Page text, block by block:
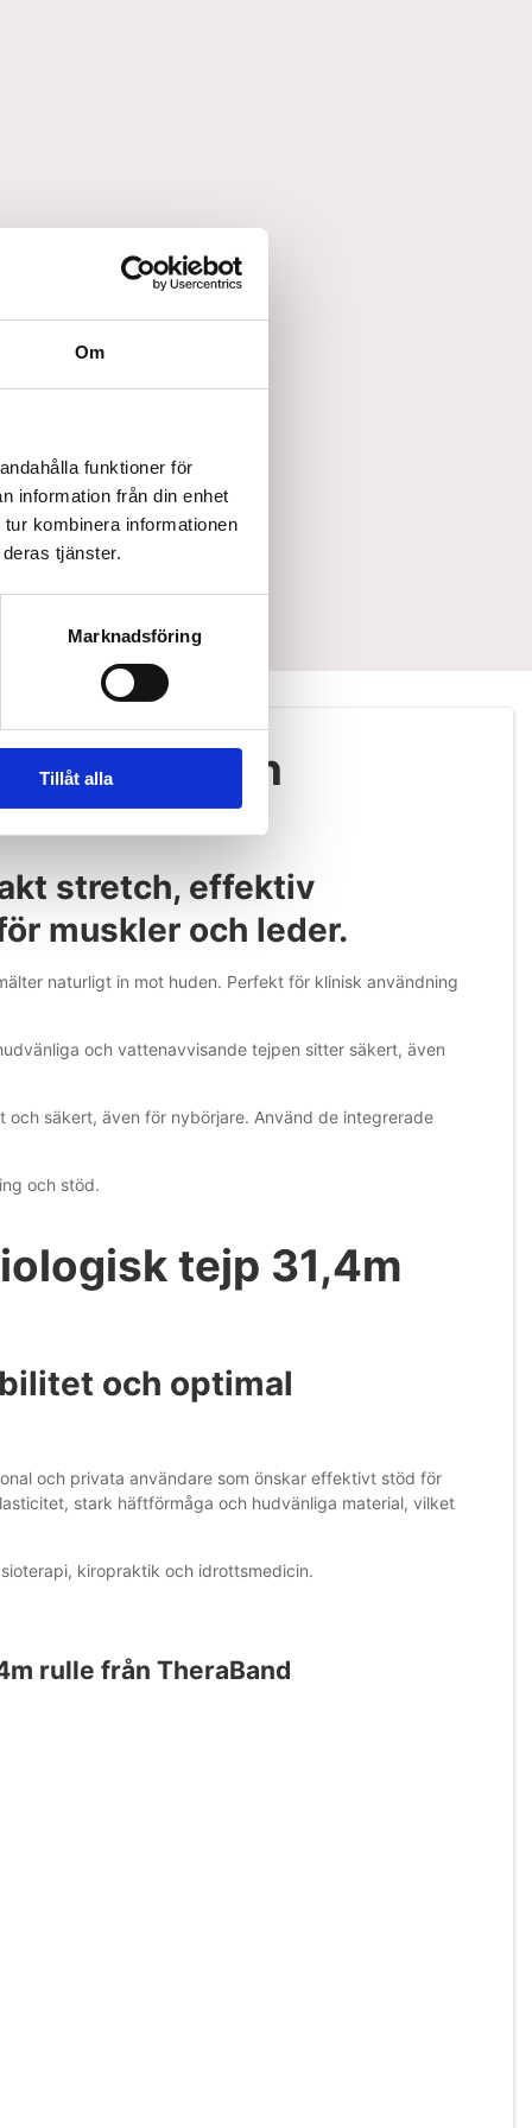
Om
funktioner för
information från din enhet
kombinera informationen
tjänster.
Marknadsföring
Tillåt alla
meter
från
stretch, effektiv
muskler och leder.
naturligt in mot huden. Perfekt för klinisk användning
och vattenavvisande tejpen sitter säkert, även
säkert, även för nybörjare. Använd de integrerade
och stöd.
tejp 31,4m
och optimal
och privata användare som önskar effektivt stöd för
stark häftförmåga och hudvänliga material, vilket
kiropraktik och idrottsmedicin.
rulle från TheraBand